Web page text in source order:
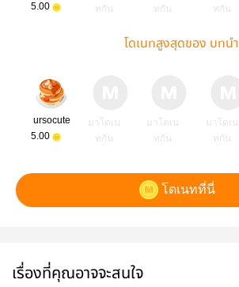
5.00
ทกัน
ทกัน
ทกัน
โดเนทสูงสุดของ บทนำ
ursocute
5.00
มาโดเน
ทกัน
มาโดเน
ทกัน
มาโดเน
ทกัน
โดเนทที่นี่
เรื่องที่คุณอาจจะสนใจ